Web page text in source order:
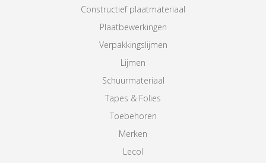
Constructief plaatmateriaal
Plaatbewerkingen
Verpakkingslijmen
Lijmen
Schuurmateriaal
Tapes & Folies
Toebehoren
Merken
Lecol